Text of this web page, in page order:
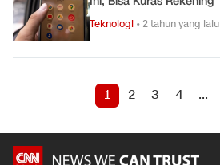
Teknologi •2 tahun yang lalu
1 2 3 4 ...